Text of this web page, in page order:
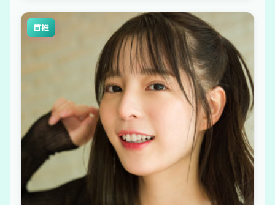
首推